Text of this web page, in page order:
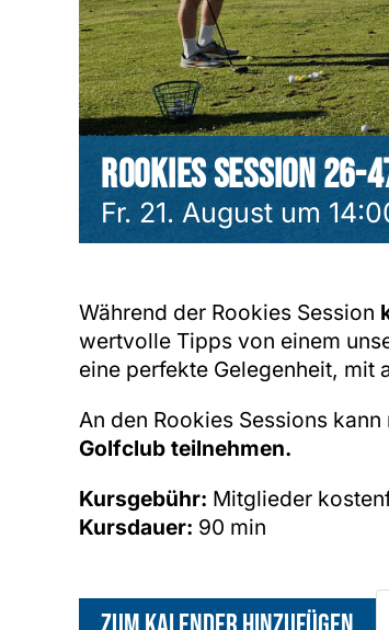
Rookies Session 26-
Fr. 21. August um
Während der Rookies Session
wertvolle Tipps von einem
eine perfekte Gelegenheit, mit
An den Rookies Sessions
Golfclub teilnehmen.
Kursgebühr: Mitglieder
Kursdauer: 90 min